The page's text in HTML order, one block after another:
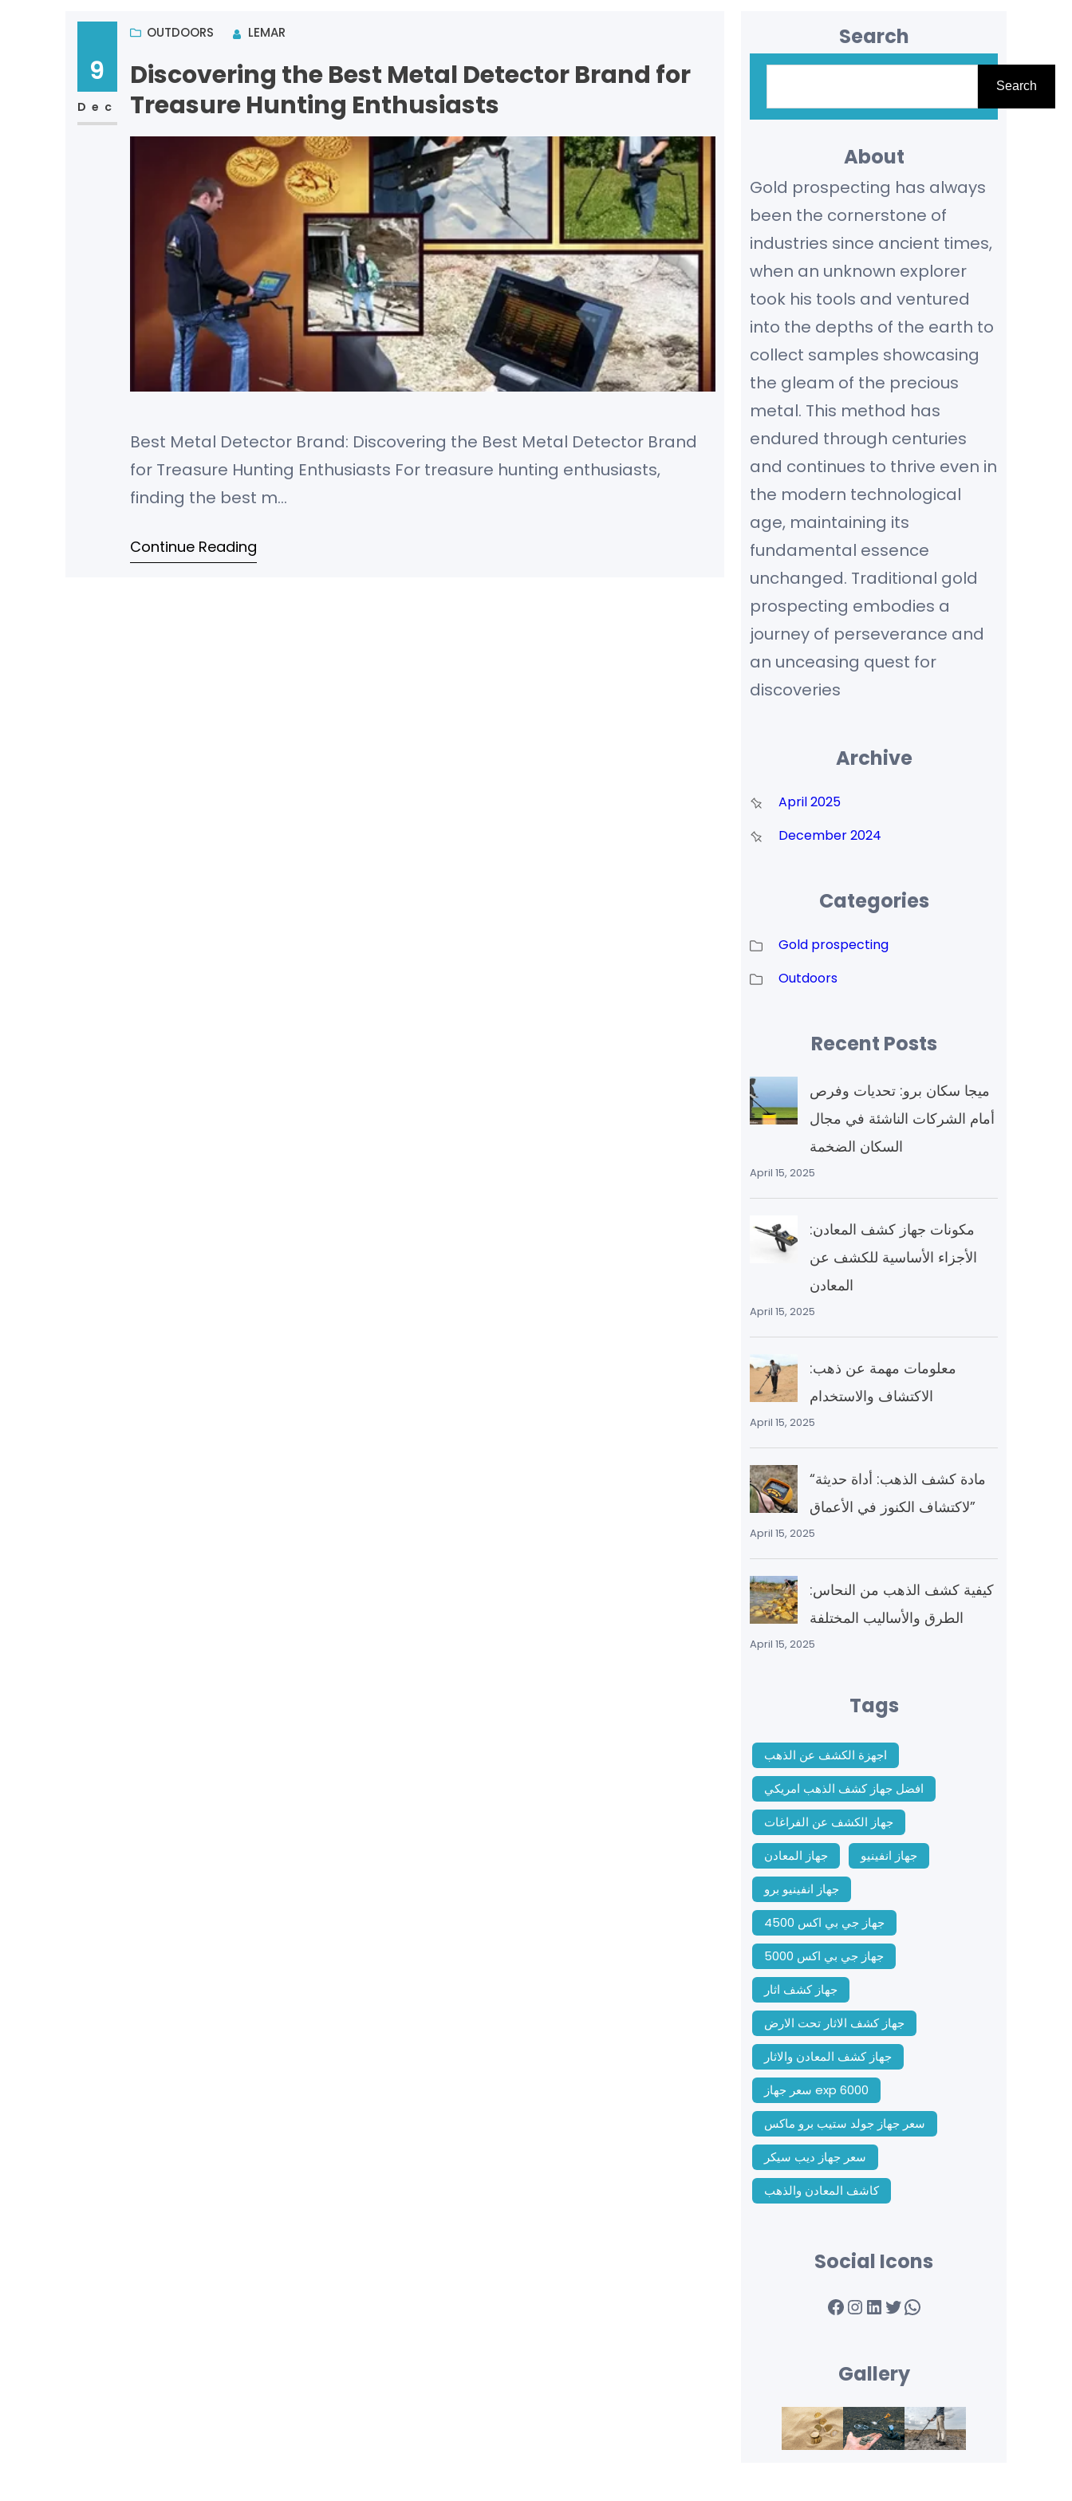
9
Dec
OUTDOORS LEMAR
Discovering the Best Metal Detector Brand for
Treasure Hunting Enthusiasts
Best Metal Detector Brand: Discovering the Best Metal Detector Brand
for Treasure Hunting Enthusiasts For treasure hunting enthusiasts,
finding the best m…
Continue Reading
Search
a
c
h
Search
About
Gold prospecting has always
been the cornerstone of
industries since ancient times,
when an unknown explorer
took his tools and ventured
into the depths of the earth to
collect samples showcasing
the gleam of the precious
metal. This method has
endured through centuries
and continues to thrive even in
the modern technological
age, maintaining its
fundamental essence
unchanged. Traditional gold
prospecting embodies a
journey of perseverance and
an unceasing quest for
discoveries
Archive
April 2025
December 2024
Categories
Gold prospecting
Outdoors
Recent Posts
ميجا سكان برو: تحديات وفرص
أمام الشركات الناشئة في مجال
السكان الضخمة
April 15, 2025
مكونات جهاز كشف المعادن:
الأجزاء الأساسية للكشف عن
المعادن
April 15, 2025
معلومات مهمة عن ذهب:
الاكتشاف والاستخدام
April 15, 2025
“مادة كشف الذهب: أداة حديثة
لاكتشاف الكنوز في الأعماق”
April 15, 2025
كيفية كشف الذهب من النحاس:
الطرق والأساليب المختلفة
April 15, 2025
Tags
اجهزة الكشف عن الذهب
افضل جهاز كشف الذهب امريكي
جهاز الكشف عن الفراغات
جهاز المعادن
جهاز انفينيو
جهاز انفينيو برو
جهاز جي بي اكس 4500
جهاز جي بي اكس 5000
جهاز كشف اثار
جهاز كشف الاثار تحت الارض
جهاز كشف المعادن والاثار
سعر جهاز exp 6000
سعر جهاز جولد ستيب برو ماكس
سعر جهاز ديب سيكر
كاشف المعادن والذهب
Social Icons
Facebook InstagramLinkedIn Twitter WhatsApp
Gallery